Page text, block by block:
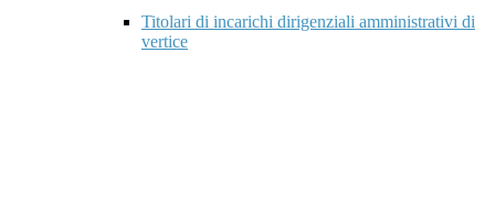
Titolari di incarichi dirigenziali amministrativi di
vertice